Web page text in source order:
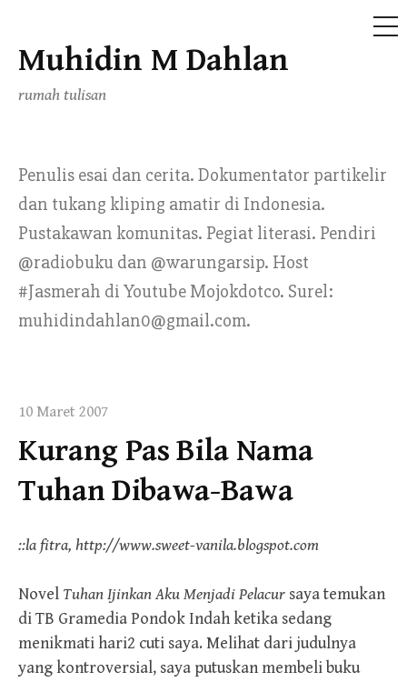
Skip
content
Muhidin M Dahlan
rumah tulisan
Penulis esai dan cerita. Dokumentator partikelir
dan tukang kliping amatir di Indonesia.
Pustakawan komunitas. Pegiat literasi. Pendiri
@radiobuku dan @warungarsip. Host
#Jasmerah di Youtube Mojokdotco. Surel:
muhidindahlan0@gmail.com.
10 Maret 2007
Kurang Pas Bila Nama
Tuhan Dibawa-Bawa
::la fitra, http://www.sweet-vanila.blogspot.com
Novel Tuhan Ijinkan Aku Menjadi Pelacur saya temukan
di TB Gramedia Pondok Indah ketika sedang
menikmati hari2 cuti saya. Melihat dari judulnya
yang kontroversial, saya putuskan membeli buku